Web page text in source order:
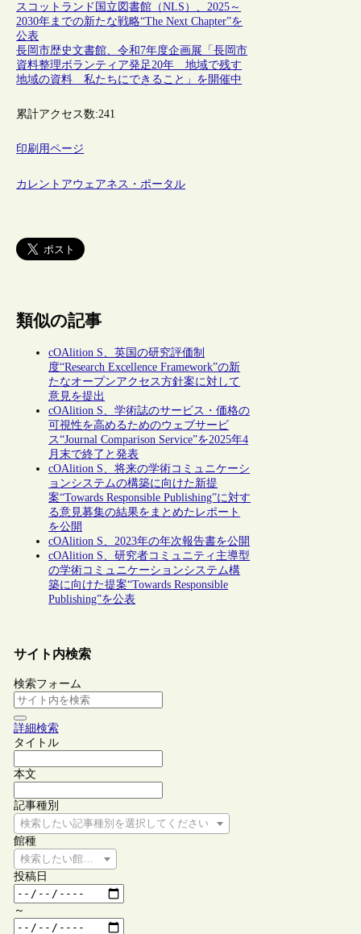
スコットランド国立図書館（NLS）、2025～
2030年までの新たな戦略“The Next Chapter”を
公表
長岡市歴史文書館、令和7年度企画展「長岡市
資料整理ボランティア発足20年 地域で残す
地域の資料 私たちにできること」を開催中
累計アクセス数:241
印刷用ページ
カレントアウェアネス・ポータル
類似の記事
cOAlition S、英国の研究評価制
度“Research Excellence Framework”の新
たなオープンアクセス方針案に対して
意見を提出
cOAlition S、学術誌のサービス・価格の
可視性を高めるためのウェブサービ
ス“Journal Comparison Service”を2025年4
月末で終了と発表
cOAlition S、将来の学術コミュニケーシ
ョンシステムの構築に向けた新提
案“Towards Responsible Publishing”に対す
る意見募集の結果をまとめたレポート
を公開
cOAlition S、2023年の年次報告書を公開
cOAlition S、研究者コミュニティ主導型
の学術コミュニケーションシステム構
築に向けた提案“Towards Responsible
Publishing”を公表
サイト内検索
検索フォーム
詳細検索
タイトル
本文
記事種別
検索したい記事種別を選択してください
館種
検索したい館種を選択してください
投稿日
～